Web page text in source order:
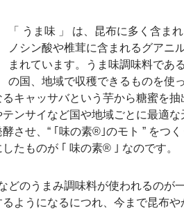
「 うま味 」 は、昆布に多く含ま
ノシン酸や椎茸に含まれるグアニ
まれています。うま味調味料であ
の国、地域で収穫できるものを使
キャッサバという芋から糖蜜を
ンサイなど国や地域ごとに最適
させ、“ ｢味の素®｣のモト ” をつ
たものが ｢ 味の素® ｣ なのです。
どのうまみ調味料が使われるのが
ようになるにつれ、今まで昆布